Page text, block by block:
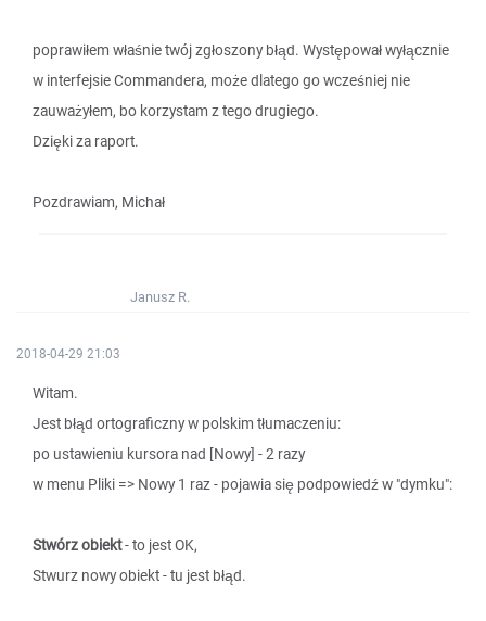
poprawiłem właśnie twój zgłoszony błąd. Występował wyłącznie
w interfejsie Commandera, może dlatego go wcześniej nie
zauważyłem, bo korzystam z tego drugiego.
Dzięki za raport.
Pozdrawiam, Michał
Janusz R.
2018-04-29 21:03
Witam.
Jest błąd ortograficzny w polskim tłumaczeniu:
po ustawieniu kursora nad [Nowy] - 2 razy
w menu Pliki => Nowy 1 raz - pojawia się podpowiedź w "dymku":
Stwórz obiekt- to jest OK,
Stwurz nowy obiekt - tu jest błąd.